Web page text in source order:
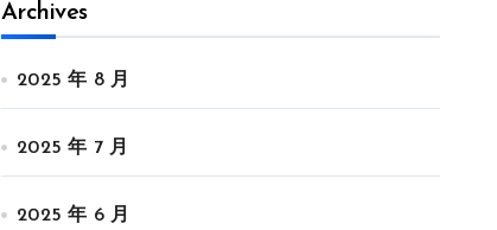
Archives
2025 年 8 月
2025 年 7 月
2025 年 6 月